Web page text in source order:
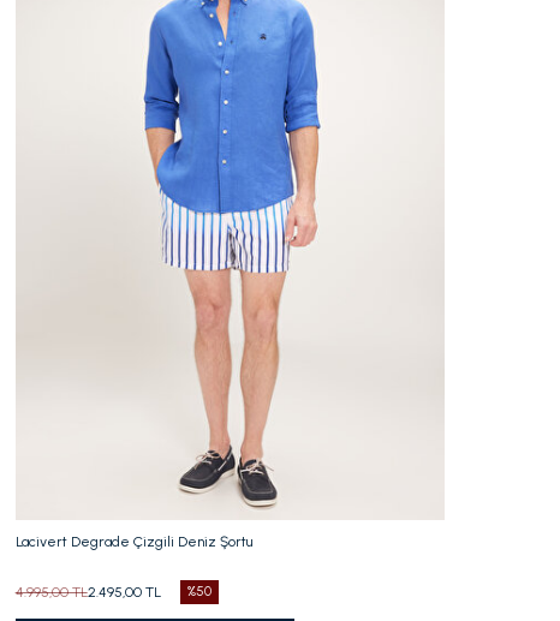
Beden Seç
M
Lacivert Degrade Çizgili Deniz Şortu
4.995,00 TL2.495,00 TL %50